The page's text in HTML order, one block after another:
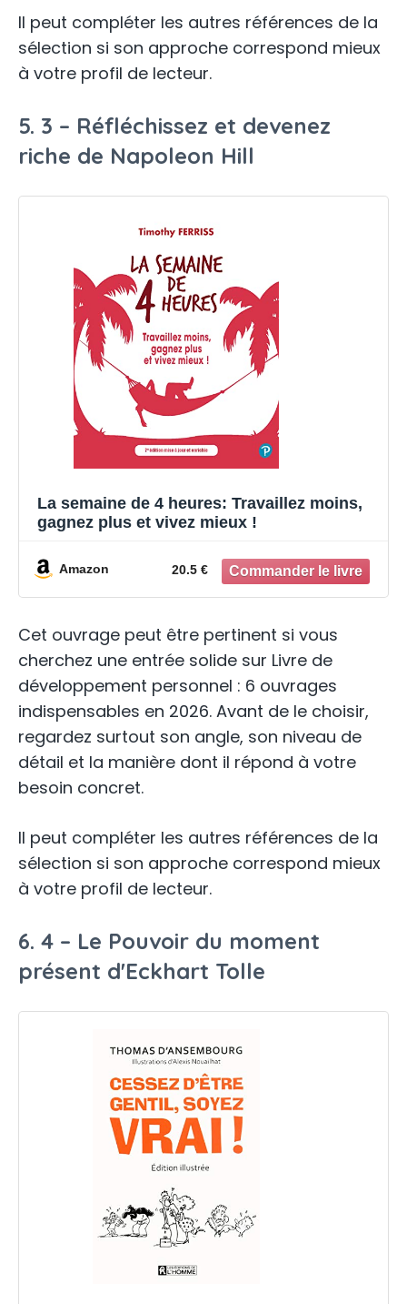
Il peut compléter les autres références de la
sélection si son approche correspond mieux
à votre profil de lecteur.
5. 3 – Réfléchissez et devenez
riche de Napoleon Hill
La semaine de 4 heures: Travaillez moins,
gagnez plus et vivez mieux !
Amazon 20.5 €
Cet ouvrage peut être pertinent si vous
cherchez une entrée solide sur Livre de
développement personnel : 6 ouvrages
indispensables en 2026. Avant de le choisir,
regardez surtout son angle, son niveau de
détail et la manière dont il répond à votre
besoin concret.
Il peut compléter les autres références de la
sélection si son approche correspond mieux
à votre profil de lecteur.
6. 4 – Le Pouvoir du moment
présent d'Eckhart Tolle